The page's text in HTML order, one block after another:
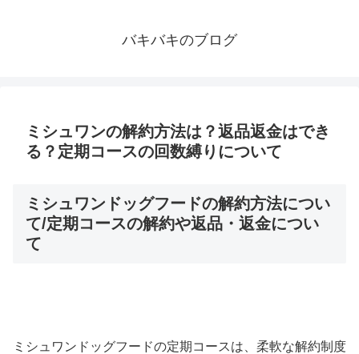
バキバキのブログ
ミシュワンの解約方法は？返品返金はでき
る？定期コースの回数縛りについて
ミシュワンドッグフードの解約方法につい
て/定期コースの解約や返品・返金につい
て
ミシュワンドッグフードの定期コースは、柔軟な解約制度